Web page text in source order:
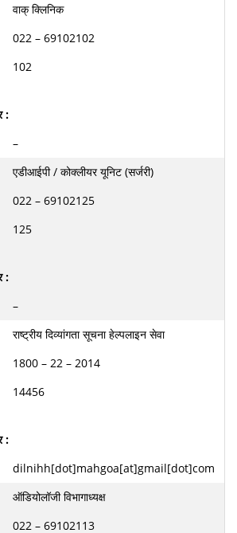
वाक् क्लिनिक
022 – 69102102
102
–
एडीआईपी / कोक्लीयर यूनिट (सर्जरी)
022 – 69102125
125
–
राष्ट्रीय दिव्‍यांगता सूचना हेल्पलाइन सेवा
1800 – 22 – 2014
14456
dilnihh[dot]mahgoa[at]gmail[dot]com
ऑडियोलॉजी विभागाध्यक्ष
022 – 69102113